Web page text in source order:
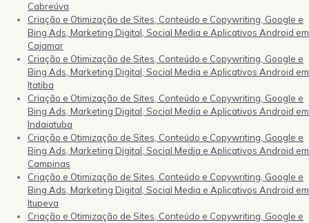
Cabreúva
Criação e Otimização de Sites, Conteúdo e Copywriting, Google e
Bing Ads, Marketing Digital, Social Media e Aplicativos Android em
Cajamar
Criação e Otimização de Sites, Conteúdo e Copywriting, Google e
Bing Ads, Marketing Digital, Social Media e Aplicativos Android em
Itatiba
Criação e Otimização de Sites, Conteúdo e Copywriting, Google e
Bing Ads, Marketing Digital, Social Media e Aplicativos Android em
Indaiatuba
Criação e Otimização de Sites, Conteúdo e Copywriting, Google e
Bing Ads, Marketing Digital, Social Media e Aplicativos Android em
Campinas
Criação e Otimização de Sites, Conteúdo e Copywriting, Google e
Bing Ads, Marketing Digital, Social Media e Aplicativos Android em
Itupeva
Criação e Otimização de Sites, Conteúdo e Copywriting, Google e